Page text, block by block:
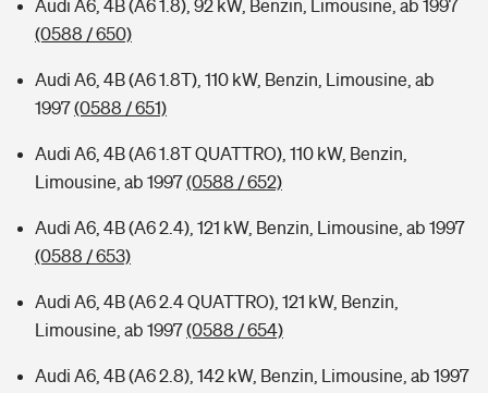
Audi A6, 4B (A6 1.8), 92 kW, Benzin, Limousine, ab 1997
(0588 / 650)
Audi A6, 4B (A6 1.8T), 110 kW, Benzin, Limousine, ab
1997(0588 / 651)
Audi A6, 4B (A6 1.8T QUATTRO), 110 kW, Benzin,
Limousine, ab 1997(0588 / 652)
Audi A6, 4B (A6 2.4), 121 kW, Benzin, Limousine, ab 1997
(0588 / 653)
Audi A6, 4B (A6 2.4 QUATTRO), 121 kW, Benzin,
Limousine, ab 1997(0588 / 654)
Audi A6, 4B (A6 2.8), 142 kW, Benzin, Limousine, ab 1997